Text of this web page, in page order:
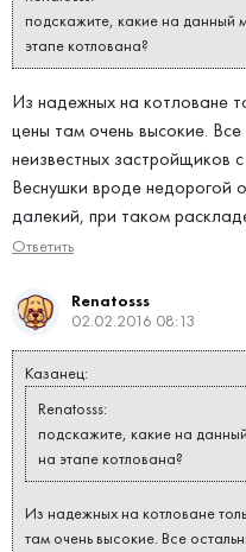
подскажите, какие на данный
этапе котлована?
Из надежных на котловане
цены там очень высокие.
неизвестных застройщиков
Веснушки вроде недорогой
далекий, при таком
Ответить
Renatosss
02.02.2016 08:13
Казанец:
Renatosss:
подскажите, какие на
на этапе котлована?
Из надежных на котловане
там очень высокие. Все